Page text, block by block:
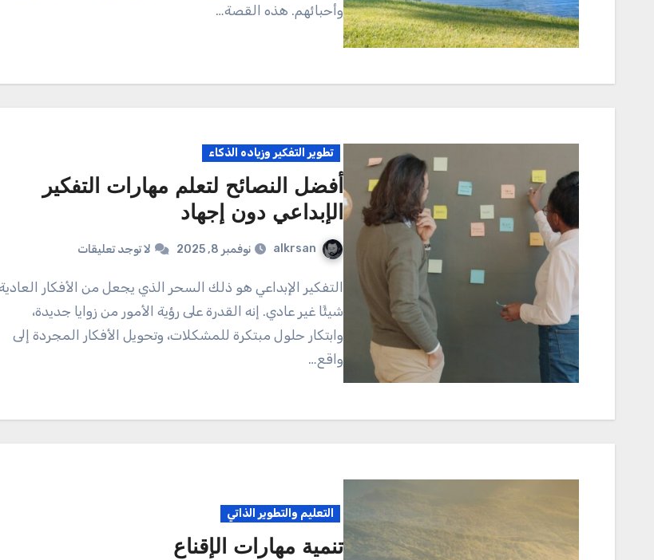
وأحبائهم. هذه القصة…
تطوير التفكير وزياده الذكاء
أفضل النصائح لتعلم مهارات التفكير
الإبداعي دون إجهاد
alkrsan نوفمبر 8, 2025 لا توجد تعليقات
التفكير الإبداعي هو ذلك السحر الذي يجعل من الأفكار العادية
شيئًا غير عادي. إنه القدرة على رؤية الأمور من زوايا جديدة،
وابتكار حلول مبتكرة للمشكلات، وتحويل الأفكار المجردة إلى
واقع…
التعليم والتطوير الذاتي
تنمية مهارات الإقناع